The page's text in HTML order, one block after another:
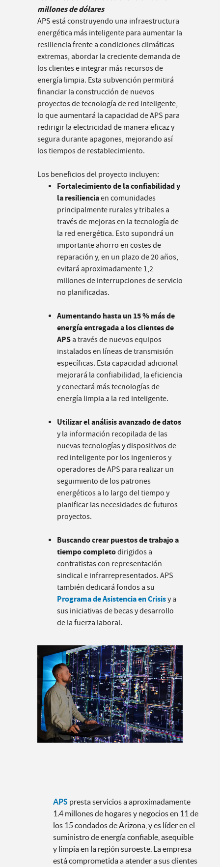
millones de dólares
APS está construyendo una infraestructura
energética más inteligente para aumentar la
resiliencia frente a condiciones climáticas
extremas, abordar la creciente demanda de
los clientes e integrar más recursos de
energía limpia. Esta subvención permitirá
financiar la construcción de nuevos
proyectos de tecnología de red inteligente,
lo que aumentará la capacidad de APS para
redirigir la electricidad de manera eficaz y
segura durante apagones, mejorando así
los tiempos de restablecimiento.
Los beneficios del proyecto incluyen:
Fortalecimiento de la confiabilidad y
la resilienciaen comunidades
principalmente rurales y tribales a
través de mejoras en la tecnología de
la red energética. Esto supondrá un
importante ahorro en costes de
reparación y, en un plazo de 20 años,
evitará aproximadamente 1,2
millones de interrupciones de servicio
no planificadas.
Aumentando hasta un 15 % más de
energía entregada a los clientes de
APS a través de nuevos equipos
instalados en líneas de transmisión
específicas. Esta capacidad adicional
mejorará la confiabilidad, la eficiencia
y conectará más tecnologías de
energía limpia a la red inteligente.
Utilizar el análisis avanzado de datos
y la información recopilada de las
nuevas tecnologías y dispositivos de
red inteligente por los ingenieros y
operadores de APS para realizar un
seguimiento de los patrones
energéticos a lo largo del tiempo y
planificar las necesidades de futuros
proyectos.
Buscandocrear puestos de trabajo a
tiempo completodirigidos a
contratistas con representación
sindical e infrarrepresentados. APS
también dedicará fondos a su
Programa de Asistencia en Crisisy a
sus iniciativas de becas y desarrollo
de la fuerza laboral.
APS presta servicios a aproximadamente
1.4 millones de hogares y negocios en 11 de
los 15 condados de Arizona, y es líder en el
suministro de energía confiable, asequible
y limpia en la región suroeste. La empresa
está comprometida a atender a sus clientes